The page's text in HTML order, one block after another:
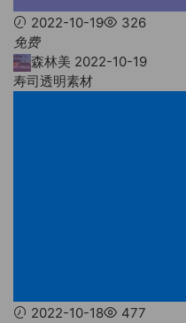
2022-10-19
326
免费
森林美 2022-10-19
寿司透明素材
2022-10-18
477